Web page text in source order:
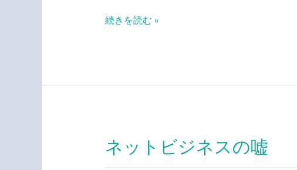
の
ン
び
続きを読む »
ネットビジネスの嘘
ネ
ッ